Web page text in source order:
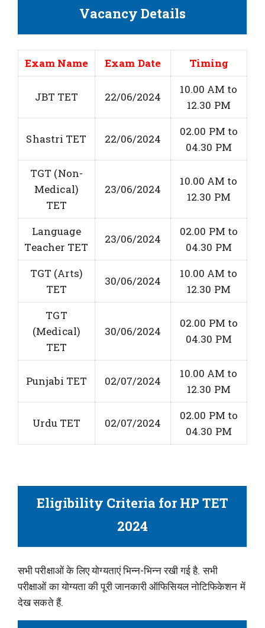
Vacancy Details
Exam Name Exam Date Timing
JBT TET 22/06/2024
10.00 AM to
12.30 PM
Shastri TET 22/06/2024
02.00 PM to
04.30 PM
TGT (Non-
Medical)
TET
23/06/2024
10.00 AM to
12.30 PM
Language
Teacher TET
23/06/2024
02.00 PM to
04.30 PM
TGT (Arts)
TET
30/06/2024
10.00 AM to
12.30 PM
TGT
(Medical)
TET
30/06/2024
02.00 PM to
04.30 PM
Punjabi TET 02/07/2024
10.00 AM to
12.30 PM
Urdu TET 02/07/2024
02.00 PM to
04.30 PM
Eligibility Criteria for HP TET
2024
सभी परीक्षाओं के लिए योग्यताएं भिन्न-भिन्न रखी गई है. सभी
परीक्षाओं का योग्यता की पूरी जानकारी ऑफिसियल नोटिफिकेशन में
देख सकते हैं.